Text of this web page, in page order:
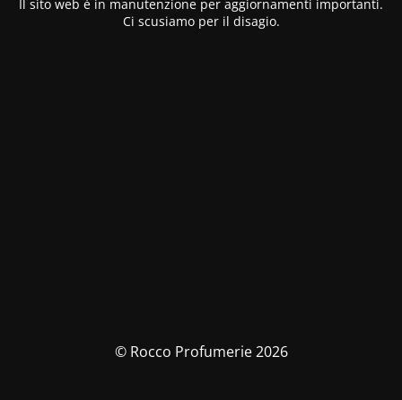
Il sito web è in manutenzione per aggiornamenti importanti.
Ci scusiamo per il disagio.
© Rocco Profumerie 2026